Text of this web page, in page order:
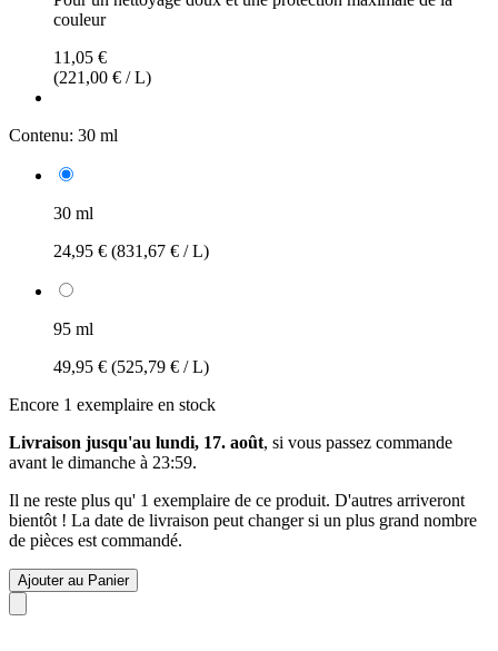
couleur
11,05 €
(221,00 € / L)
Contenu: 30 ml
30 ml
24,95 € (831,67 € / L)
95 ml
49,95 € (525,79 € / L)
Encore 1 exemplaire en stock
Livraison jusqu'au lundi, 17. août, si vous passez commande
avant le dimanche à 23:59.
Il ne reste plus qu' 1 exemplaire de ce produit. D'autres arriveront
bientôt ! La date de livraison peut changer si un plus grand nombre
de pièces est commandé.
Ajouter au Panier